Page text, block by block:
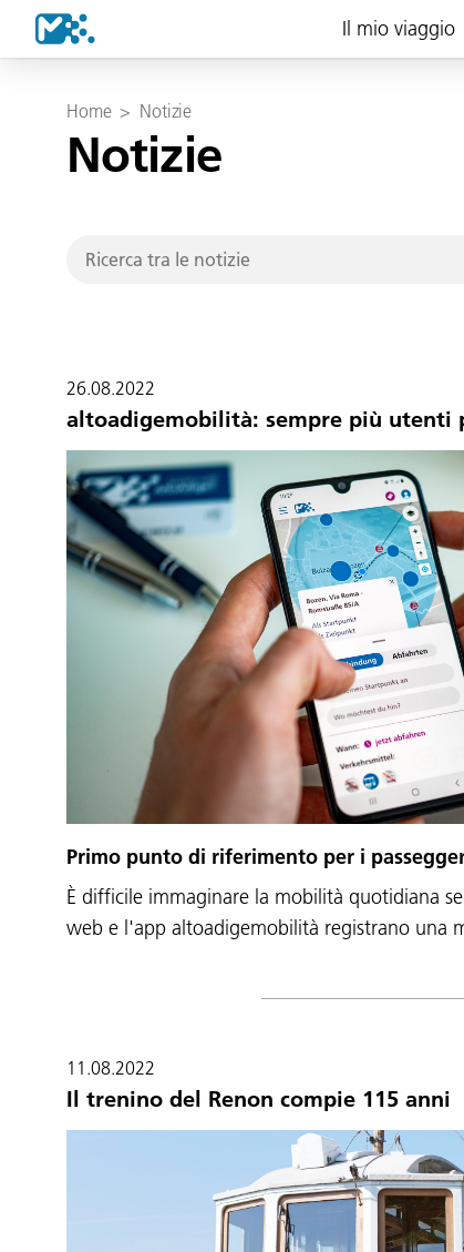
Il mio viaggio
Home > Notizie
Notizie
26.08.2022
altoadigemobilità: sempre più utenti
Primo punto di riferimento per i
È difficile immaginare la mobilità quotidiana
web e l'app altoadigemobilità registrano una
11.08.2022
Il trenino del Renon compie 115 anni